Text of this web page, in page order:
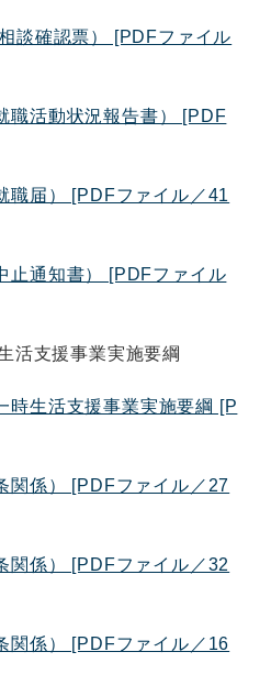
談確認票） [PDFファイル
職活動状況報告書） [PDF
職届） [PDFファイル／41
止通知書） [PDFファイル
活支援事業実施要綱
時生活支援事業実施要綱 [P
関係） [PDFファイル／27
関係） [PDFファイル／32
関係） [PDFファイル／16